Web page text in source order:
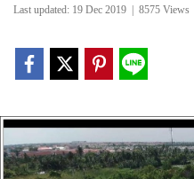
Last updated: 19 Dec 2019 8575 Views